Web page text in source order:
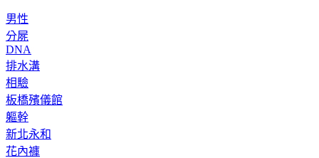
男性
分屍
DNA
排水溝
相驗
板橋殯儀館
軀幹
新北永和
花內褲